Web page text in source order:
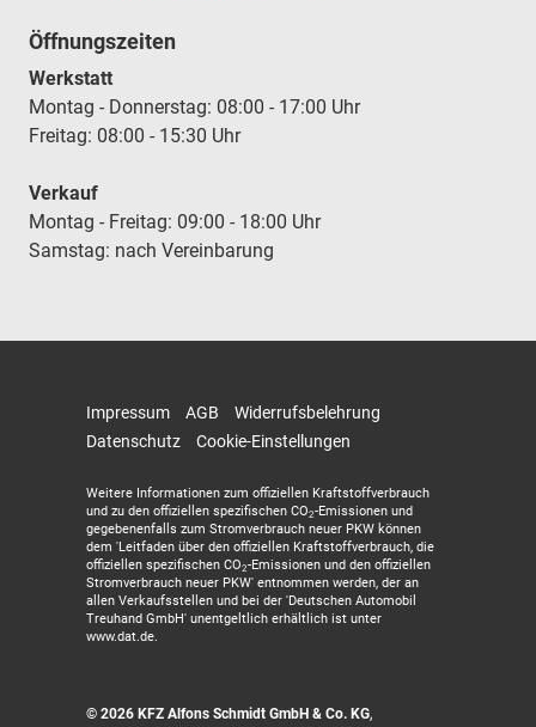
Öffnungszeiten
Werkstatt
Montag - Donnerstag: 08:00 - 17:00 Uhr
Freitag: 08:00 - 15:30 Uhr
Verkauf
Montag - Freitag: 09:00 - 18:00 Uhr
Samstag: nach Vereinbarung
Impressum AGB
Widerrufsbelehrung
Datenschutz
Cookie-Einstellungen
Weitere Informationen zum offiziellen Kraftstoffverbrauch
und zu den offiziellen spezifischen CO2-Emissionen und
gegebenenfalls zum Stromverbrauch neuer PKW können
dem 'Leitfaden über den offiziellen Kraftstoffverbrauch, die
offiziellen spezifischen CO2-Emissionen und den offiziellen
Stromverbrauch neuer PKW' entnommen werden, der an
allen Verkaufsstellen und bei der 'Deutschen Automobil
Treuhand GmbH' unentgeltlich erhältlich ist unter
www.dat.de.
© 2026 KFZ Alfons Schmidt GmbH & Co. KG,